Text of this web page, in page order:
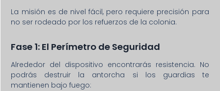
La misión es de nivel fácil, pero requiere precisión para
no ser rodeado por los refuerzos de la colonia.
Fase 1: El Perímetro de Seguridad
Alrededor del dispositivo encontrarás resistencia. No
podrás destruir la antorcha si los guardias te
mantienen bajo fuego: